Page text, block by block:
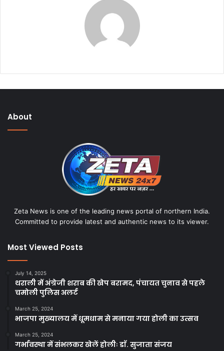
About
Zeta News is one of the leading news portal of northern India.
Committed to provide latest and authentic news to its viewer.
Most Viewed Posts
July 14, 2025
थराली में अंग्रेजी शराब की खेप बरामद, पंचायत चुनाव से पहले
चमोली पुलिस अलर्ट
March 25, 2024
भाजपा मुख्यालय में धूमधाम से मनाया गया होली का उत्सव
March 25, 2024
गर्भावस्था में संभलकर खेलें होलीः डाॅ. सुजाता संजय